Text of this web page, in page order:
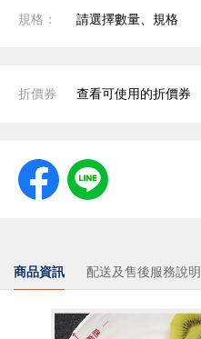
規格： 請選擇數量、規格
折價券 查看可使用的折價券
商品資訊 配送及售後服務說明